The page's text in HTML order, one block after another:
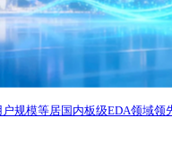
规模等居国内板级EDA领域领